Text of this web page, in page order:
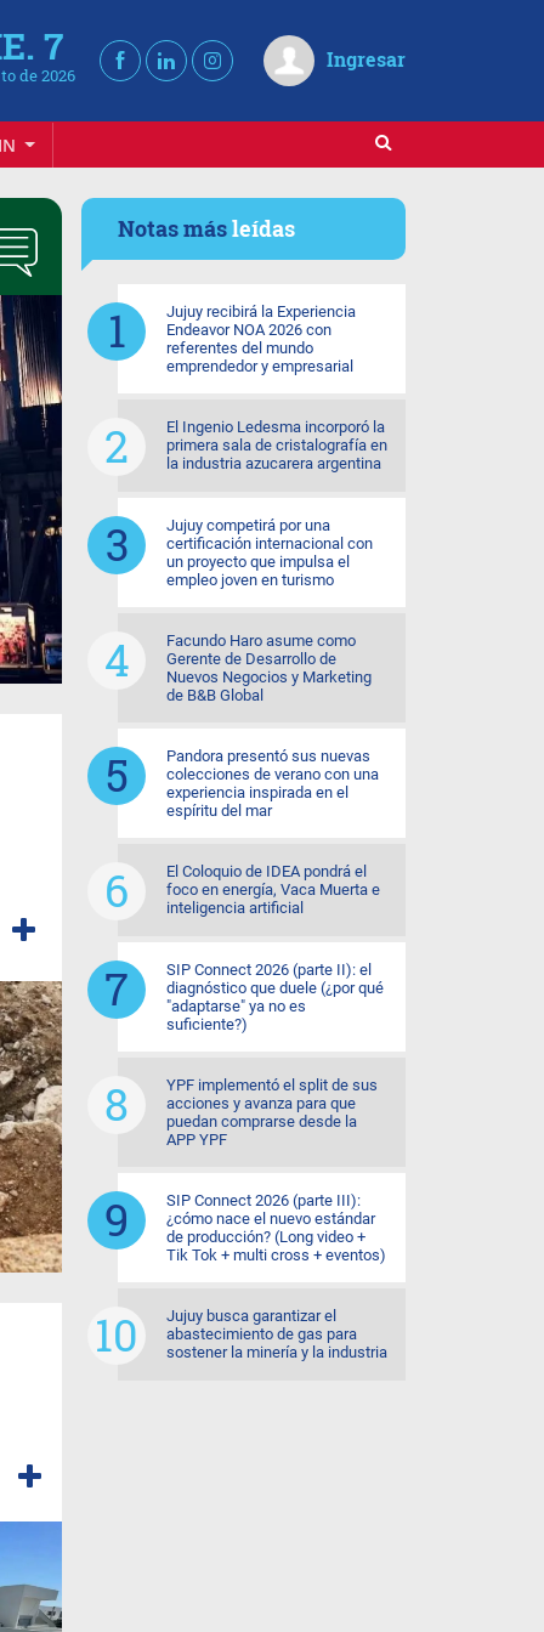
7
de 2026
Ingresar
Notas másleídas
Jujuy recibirá la Experiencia
Endeavor NOA 2026 con
referentes del mundo
emprendedor y empresarial
El Ingenio Ledesma incorporó la
primera sala de cristalografía en
la industria azucarera argentina
Jujuy competirá por una
certificación internacional con
un proyecto que impulsa el
empleo joven en turismo
Facundo Haro asume como
Gerente de Desarrollo de
Nuevos Negocios y Marketing
de B&B Global
Pandora presentó sus nuevas
colecciones de verano con una
experiencia inspirada en el
espíritu del mar
El Coloquio de IDEA pondrá el
foco en energía, Vaca Muerta e
inteligencia artificial
SIP Connect 2026 (parte II): el
diagnóstico que duele (¿por qué
"adaptarse" ya no es
suficiente?)
YPF implementó el split de sus
acciones y avanza para que
puedan comprarse desde la
APP YPF
SIP Connect 2026 (parte III):
¿cómo nace el nuevo estándar
de producción? (Long video +
Tik Tok + multi cross + eventos)
Jujuy busca garantizar el
abastecimiento de gas para
sostener la minería y la industria